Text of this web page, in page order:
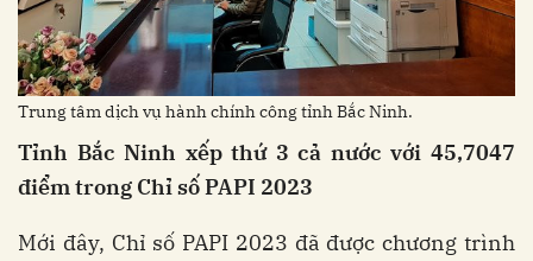
Trung tâm dịch vụ hành chính công tỉnh Bắc Ninh.
Tỉnh Bắc Ninh xếp thứ 3 cả nước với 45,7047
điểm trong Chỉ số PAPI 2023
Mới đây, Chỉ số PAPI 2023 đã được chương trình